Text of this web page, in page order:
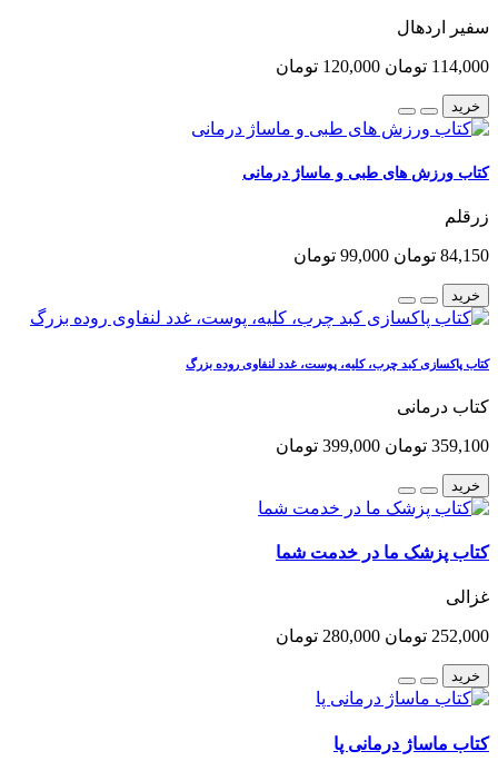
سفیر اردهال
114,000 تومان 120,000 تومان
خرید
کتاب ورزش های طبی و ماساژ درمانی
زرقلم
84,150 تومان 99,000 تومان
خرید
کتاب پاکسازی کبد چرب، کلیه، پوست، غدد لنفاوی روده بزرگ
کتاب درمانی
359,100 تومان 399,000 تومان
خرید
کتاب پزشک ما در خدمت شما
غزالی
252,000 تومان 280,000 تومان
خرید
کتاب ماساژ درمانی پا